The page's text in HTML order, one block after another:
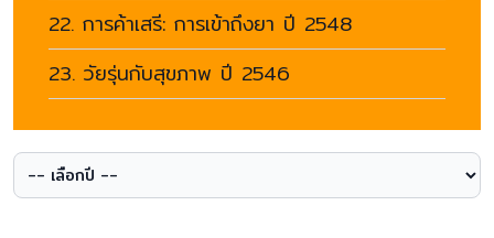
22. การค้าเสรี: การเข้าถึงยา ปี 2548
23. วัยรุ่นกับสุขภาพ ปี 2546